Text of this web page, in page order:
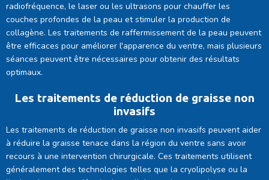
radiofréquence, le laser ou les ultrasons pour chauffer les
couches profondes de la peau et stimuler la production de
collagène. Les traitements de raffermissement de la peau peuvent
être efficaces pour améliorer l'apparence du ventre, mais plusieurs
séances peuvent être nécessaires pour obtenir des résultats
optimaux.
Les traitements de réduction de graisse non
invasifs
Les traitements de réduction de graisse non invasifs peuvent aider
à réduire la graisse tenace dans la région du ventre sans avoir
recours à une intervention chirurgicale. Ces traitements utilisent
généralement des technologies telles que la cryolipolyse ou la